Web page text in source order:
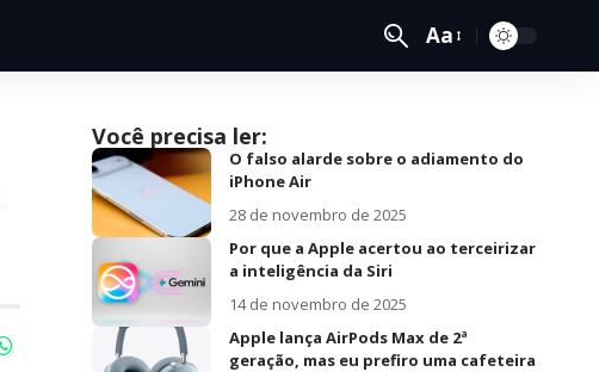
Aa
Você precisa ler:
O falso alarde sobre o adiamento do
iPhone Air
28 de novembro de 2025
Por que a Apple acertou ao terceirizar
a inteligência da Siri
14 de novembro de 2025
Apple lança AirPods Max de 2ª
geração, mas eu prefiro uma cafeteira